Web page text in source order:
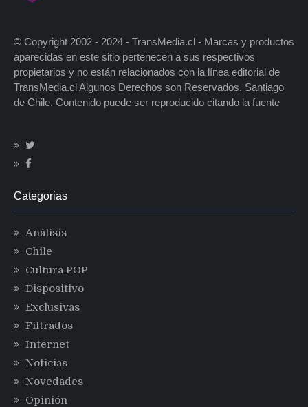
© Copyright 2002 - 2024 - TransMedia.cl - Marcas y productos
aparecidas en este sitio pertenecen a sus respectivos
propietarios y no están relacionados con la línea editorial de
TransMedia.cl Algunos Derechos son Reservados. Santiago
de Chile. Contenido puede ser reproducido citando la fuente
Categorias
Análisis
Chile
Cultura POP
Dispositivo
Exclusivas
Filtrados
Internet
Noticias
Novedades
Opinión